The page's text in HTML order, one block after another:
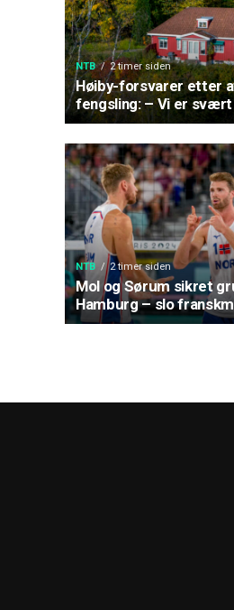
NTB 2 timer siden
Høiby-forsvarer etter
fengsling: – Vi er
NTB 2 timer siden
Mol og Sørum sikret
Hamburg – slo